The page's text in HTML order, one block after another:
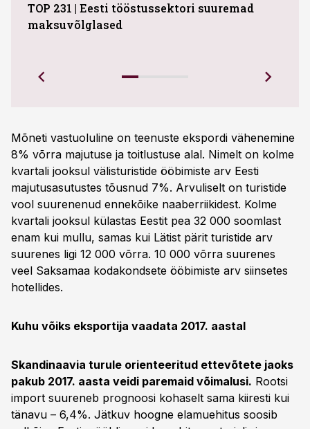
TOP 231 | Eesti tööstussektori suuremad
maksuvõlglased
Mõneti vastuoluline on teenuste ekspordi vähenemine
8% võrra majutuse ja toitlustuse alal. Nimelt on kolme
kvartali jooksul välisturistide ööbimiste arv Eesti
majutusasutustes tõusnud 7%. Arvuliselt on turistide
vool suurenenud ennekõike naaberriikidest. Kolme
kvartali jooksul külastas Eestit pea 32 000 soomlast
enam kui mullu, samas kui Lätist pärit turistide arv
suurenes ligi 12 000 võrra. 10 000 võrra suurenes
veel Saksamaa kodakondsete ööbimiste arv siinsetes
hotellides.
Kuhu võiks eksportija vaadata 2017. aastal
Skandinaavia turule orienteeritud ettevõtete jaoks
pakub 2017. aasta veidi paremaid võimalusi. Rootsi
import suureneb prognoosi kohaselt sama kiiresti kui
tänavu – 6,4%. Jätkuv hoogne elamuehitus soosib